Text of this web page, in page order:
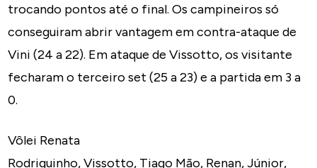
trocando pontos até o final. Os campineiros só
conseguiram abrir vantagem em contra-ataque de
Vini (24 a 22). Em ataque de Vissotto, os visitante
fecharam o terceiro set (25 a 23) e a partida em 3 a
0.
Vôlei Renata
Rodriguinho, Vissotto, Tiago Mão, Renan, Júnior,